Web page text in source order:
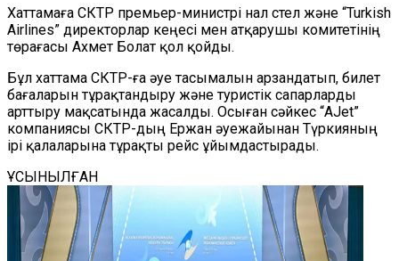
Хаттамаға СКТР премьер-министрі Үнал Үстел және “Turkish
Airlines” директорлар кеңесі мен атқарушы комитетінің
төрағасы Ахмет Болат қол қойды.
Бұл хаттама СКТР-ға әуе тасымалын арзандатып, билет
бағаларын тұрақтандыру және туристік сапарларды
арттыру мақсатында жасалды. Осыған сәйкес “AJet”
компаниясы СКТР-дың Ержан әуежайынан Түркияның
ірі қалаларына тұрақты рейс ұйымдастырады.
ҰСЫНЫЛҒАН